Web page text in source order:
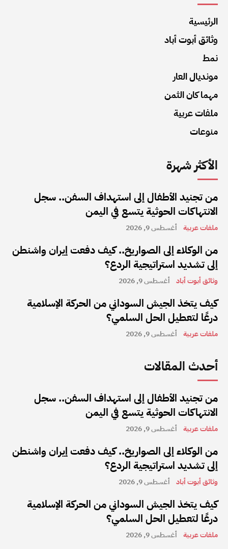
الرئيسية
وثائق أبوت أباد
نمط
مونديال العار
مهما كان الثمن
ملفات عربية
منوعات
الأكثر شهرة
من تجنيد الأطفال إلى استهداف السفن.. سجل
الانتهاكات الحوثية يتسع في اليمن
ملفات عربية أغسطس 9, 2026
من الوكلاء إلى الصواريخ.. كيف دفعت إيران واشنطن
إلى تشديد استراتيجية الردع؟
وثائق أبوت أباد أغسطس 9, 2026
كيف يتخذ الجيش السوداني من الحركة الإسلامية
درعًا لتعطيل الحل السلمي؟
ملفات عربية أغسطس 9, 2026
أحدث المقالات
من تجنيد الأطفال إلى استهداف السفن.. سجل
الانتهاكات الحوثية يتسع في اليمن
ملفات عربية أغسطس 9, 2026
من الوكلاء إلى الصواريخ.. كيف دفعت إيران واشنطن
إلى تشديد استراتيجية الردع؟
وثائق أبوت أباد أغسطس 9, 2026
كيف يتخذ الجيش السوداني من الحركة الإسلامية
درعًا لتعطيل الحل السلمي؟
ملفات عربية أغسطس 9, 2026